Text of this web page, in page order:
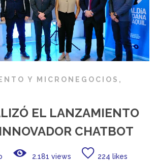
Y MICRONEGOCIOS ,
EL LANZAMIENTO
CHATBOT
2.181 views 224 likes